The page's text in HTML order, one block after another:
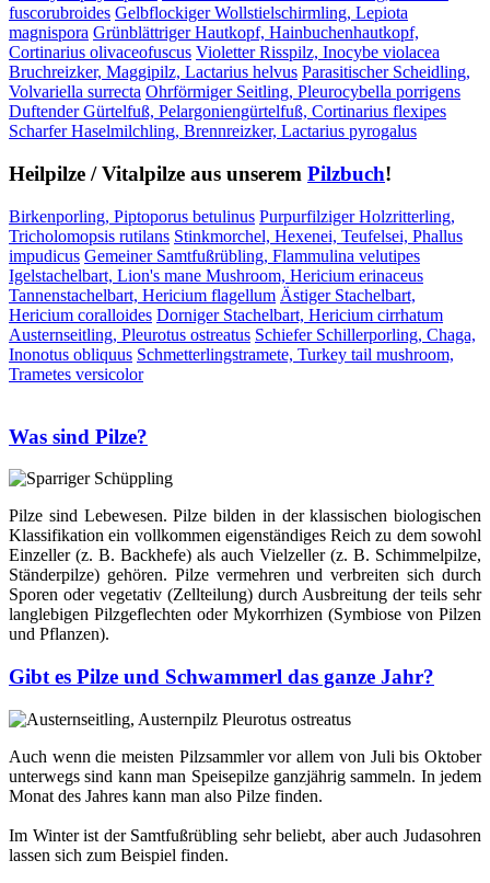
fuscorubroides Gelbflockiger Wollstielschirmling, Lepiota
magnispora Grünblättriger Hautkopf, Hainbuchenhautkopf,
Cortinarius olivaceofuscus Violetter Risspilz, Inocybe violacea
Bruchreizker, Maggipilz, Lactarius helvus Parasitischer Scheidling,
Volvariella surrecta Ohrförmiger Seitling, Pleurocybella porrigens
Duftender Gürtelfuß, Pelargoniengürtelfuß, Cortinarius flexipes
Scharfer Haselmilchling, Brennreizker, Lactarius pyrogalus
Heilpilze / Vitalpilze aus unserem Pilzbuch!
Birkenporling, Piptoporus betulinus Purpurfilziger Holzritterling,
Tricholomopsis rutilans Stinkmorchel, Hexenei, Teufelsei, Phallus
impudicus Gemeiner Samtfußrübling, Flammulina velutipes
Igelstachelbart, Lion's mane Mushroom, Hericium erinaceus
Tannenstachelbart, Hericium flagellum Ästiger Stachelbart,
Hericium coralloides Dorniger Stachelbart, Hericium cirrhatum
Austernseitling, Pleurotus ostreatus Schiefer Schillerporling, Chaga,
Inonotus obliquus Schmetterlingstramete, Turkey tail mushroom,
Trametes versicolor
Was sind Pilze?
Pilze sind Lebewesen. Pilze bilden in der klassischen biologischen
Klassifikation ein vollkommen eigenständiges Reich zu dem sowohl
Einzeller (z. B. Backhefe) als auch Vielzeller (z. B. Schimmelpilze,
Ständerpilze) gehören. Pilze vermehren und verbreiten sich durch
Sporen oder vegetativ (Zellteilung) durch Ausbreitung der teils sehr
langlebigen Pilzgeflechten oder Mykorrhizen (Symbiose von Pilzen
und Pflanzen).
Gibt es Pilze und Schwammerl das ganze Jahr?
Auch wenn die meisten Pilzsammler vor allem von Juli bis Oktober
unterwegs sind kann man Speisepilze ganzjährig sammeln. In jedem
Monat des Jahres kann man also Pilze finden.
Im Winter ist der Samtfußrübling sehr beliebt, aber auch Judasohren
lassen sich zum Beispiel finden.